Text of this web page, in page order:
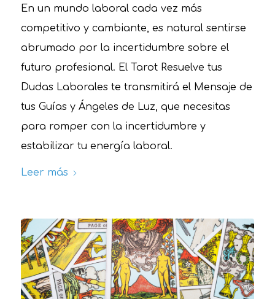
En un mundo laboral cada vez más
competitivo y cambiante, es natural sentirse
abrumado por la incertidumbre sobre el
futuro profesional. El Tarot Resuelve tus
Dudas Laborales te transmitirá el Mensaje de
tus Guías y Ángeles de Luz, que necesitas
para romper con la incertidumbre y
estabilizar tu energía laboral.
Leer más